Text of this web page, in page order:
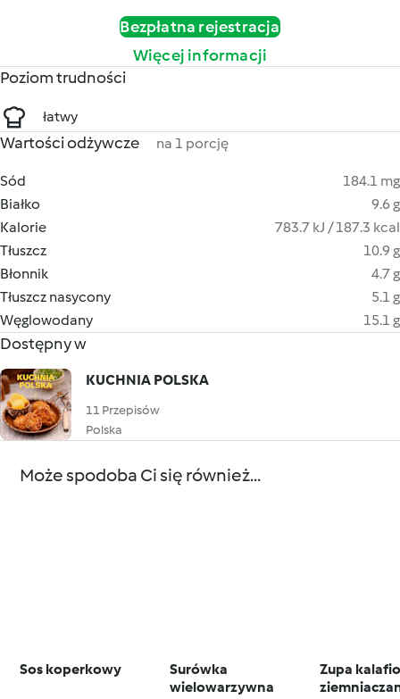
Bezpłatna rejestracja
Więcej informacji
Poziom trudności
łatwy
Wartości odżywcze na 1 porcję
Sód
184.1 mg
Białko
9.6 g
Kalorie
783.7 kJ / 187.3 kcal
Tłuszcz
10.9 g
Błonnik
4.7 g
Tłuszcz nasycony
5.1 g
Węglowodany
15.1 g
Dostępny w
KUCHNIA POLSKA
11 Przepisów
Polska
Może spodoba Ci się również...
Sos koperkowy
Surówka
wielowarzywna
Zupa